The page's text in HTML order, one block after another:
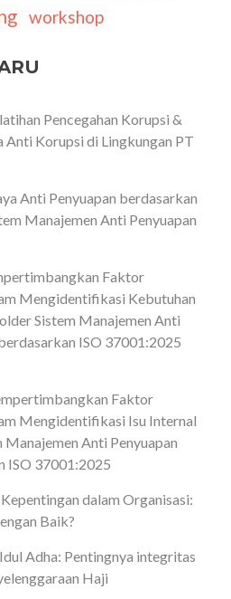
workshop
Pencegahan Korupsi &
Anti Korupsi di Lingkungan PT
Anti Penyuapan berdasarkan
Manajemen Anti Penyuapan
Faktor
Mengidentifikasi Kebutuhan
Sistem Manajemen Anti
ISO 37001:2025
Faktor
Mengidentifikasi Isu Internal
Manajemen Anti Penyuapan
ISO 37001:2025
dalam Organisasi:
Baik?
Adha: Pentingnya integritas
Haji